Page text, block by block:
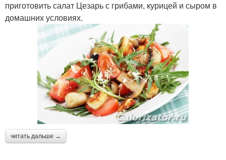
приготовить салат Цезарь с грибами, курицей и сыром в
домашних условиях.
читать дальше →